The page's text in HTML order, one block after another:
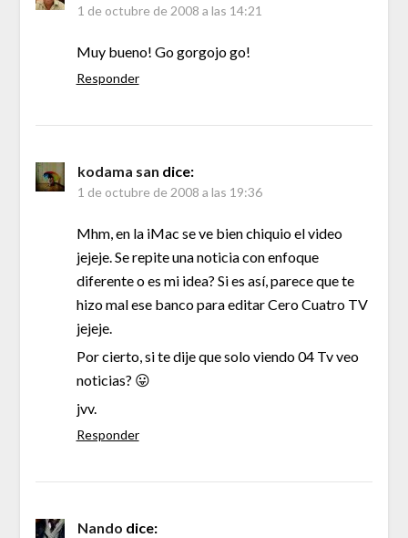
1 de octubre de 2008 a las 14:21
Muy bueno! Go gorgojo go!
Responder
kodama san dice:
1 de octubre de 2008 a las 19:36
Mhm, en la iMac se ve bien chiquio el video
jejeje. Se repite una noticia con enfoque
diferente o es mi idea? Si es así, parece que te
hizo mal ese banco para editar Cero Cuatro TV
jejeje.
Por cierto, si te dije que solo viendo 04 Tv veo
noticias? 😛
jvv.
Responder
Nando dice: